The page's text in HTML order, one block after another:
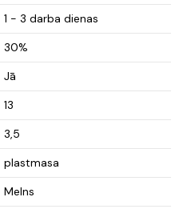
1 - 3 darba dienas
30%
Jā
13
3,5
plastmasa
Melns